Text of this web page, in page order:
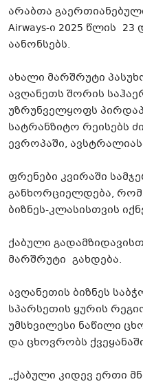
არაბთა
Airways-ი 2025 წლის
აანონსებს.
ახალი მარშრუტი
ავღანეთს შორის
უზრუნველყოფს
სატრანზიტო რეისებს
ევროპაში,
ფრენები კვირაში
განხორციელდება,
ბიზნეს-კლასისთვის
ქაბული
მარშრუტი გახდება.
ავღანეთის ბიზნეს
სპარსეთის ყურის
უმსხვილესი ნაწილი
და ცხოვრობს
„ქაბული კიდევ ერთი